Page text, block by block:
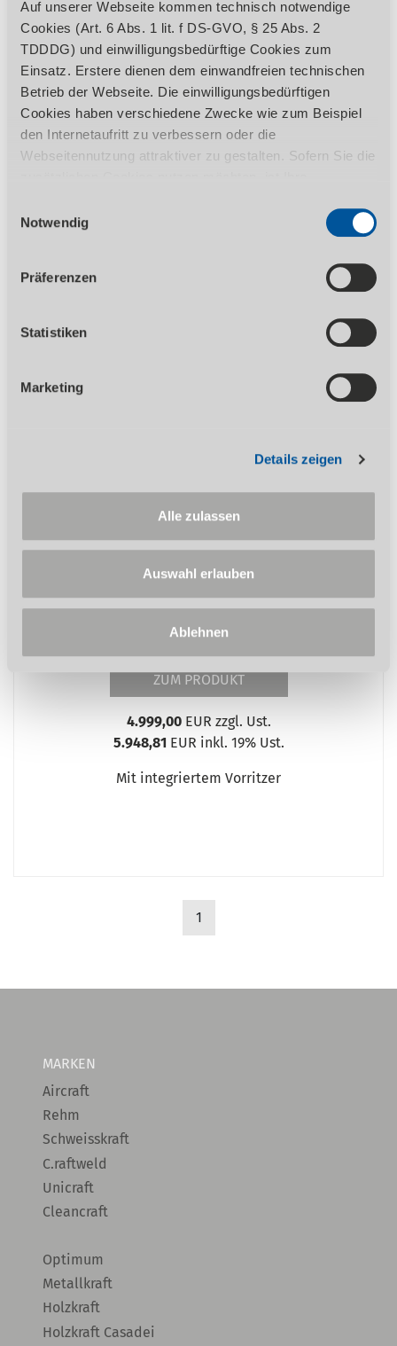
Auf unserer Webseite kommen technisch notwendige
Cookies (Art. 6 Abs. 1 lit. f DS-GVO, § 25 Abs. 2
TDDDG) und einwilligungsbedürftige Cookies zum
Einsatz. Erstere dienen dem einwandfreien technischen
Betrieb der Webseite. Die einwilligungsbedürftigen
Cookies haben verschiedene Zwecke wie zum Beispiel
den Internetaufritt zu verbessern oder die
Webseitennutzung attraktiver zu gestalten. Sofern Sie die
1 TDDDG erforderlich. Ihre erteilte Einwilligung können
Sie jederzeit durch Aufruf des Consent-Banners mit
Wirkung für die Zukunft widerrufen. Nähere Informationen
zu den einzelnen Cookies und die damit in Verbindung
Datenschutzerklärung
Notwendig
Präferenzen
Statistiken
Marketing
Details zeigen
Alle zulassen
Auswahl erlauben
Ablehnen
ZUM PRODUKT
SFK 315/30-2600
ZUM PRODUKT
4.999,00EUR zzgl. Ust.
5.948,81 EUR inkl. 19% Ust.
Mit integriertem Vorritzer
1
MARKEN
Aircraft
Rehm
Schweisskraft
C.raftweld
Unicraft
Cleancraft
Optimum
Metallkraft
Holzkraft
Holzkraft Casadei